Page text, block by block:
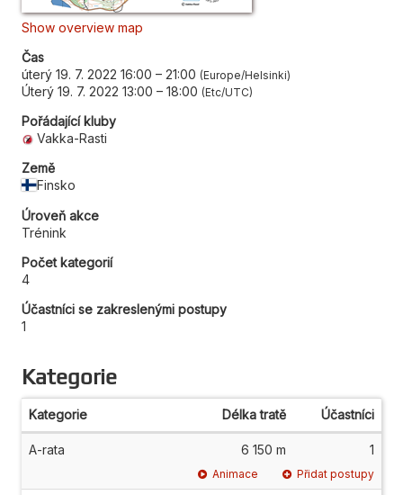
Show overview map
Čas
úterý 19. 7. 2022 16:00 – 21:00 Europe/Helsinki
Úterý 19. 7. 2022 13:00 – 18:00 Etc/UTC
Pořádající kluby
Vakka-Rasti
Země
Finsko
Úroveň akce
Trénink
Počet kategorií
4
Účastníci se zakreslenými postupy
1
Kategorie
Kategorie Délka tratě Účastníci
A-rata 6 150 m 1
Animace Přidat postupy